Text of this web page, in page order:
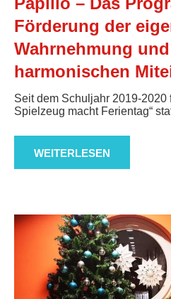
Förderung der
Wahrnehmung
harmonischen
Seit dem Schuljahr 2019-2020
Spielzeug macht Ferientag“
WEITERLESEN